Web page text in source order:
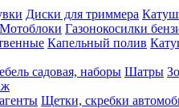
Диски для триммера
Мотоблоки Газонокосилки
Капельный полив
садовая, наборы Шатры
Щетки, скребки